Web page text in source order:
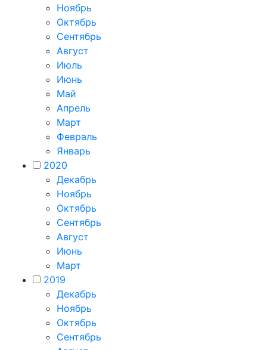
Ноябрь
Октябрь
Сентябрь
Август
Июль
Июнь
Май
Апрель
Март
Февраль
Январь
2020
Декабрь
Ноябрь
Октябрь
Сентябрь
Август
Июнь
Март
2019
Декабрь
Ноябрь
Октябрь
Сентябрь